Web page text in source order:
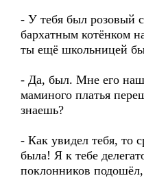
- У тебя был розовый
бархатным котёнком
ты ещё школьницей
- Да, был. Мне его
маминого платья
знаешь?
- Как увидел тебя, то
была! Я к тебе
поклонников